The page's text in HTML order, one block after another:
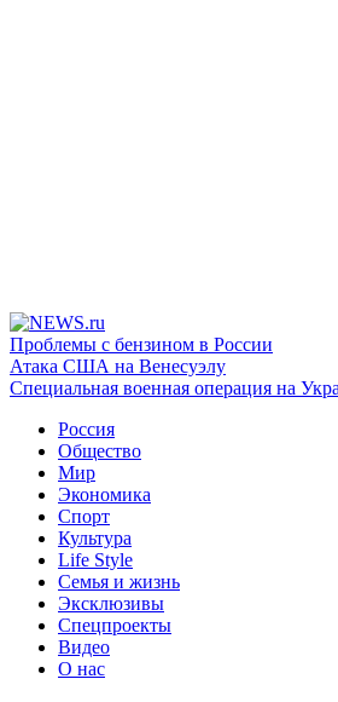
Проблемы с бензином в России
Атака США на Венесуэлу
Специальная военная операция на
Россия
Общество
Мир
Экономика
Спорт
Культура
Life Style
Семья и жизнь
Эксклюзивы
Спецпроекты
Видео
О нас